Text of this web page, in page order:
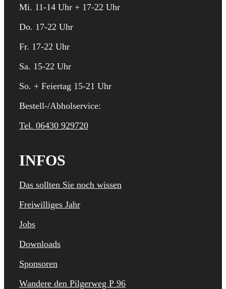
Mi. 11-14 Uhr + 17-22 Uhr
Do. 17-22 Uhr
Fr. 17-22 Uhr
Sa. 15-22 Uhr
So. + Feiertag 15-21 Uhr
Bestell-/Abholservice:
Tel. 06430 929720
INFOS
Das sollten Sie noch wissen
Freiwilliges Jahr
Jobs
Downloads
Sponsoren
Wandere den Pilgerweg P 96